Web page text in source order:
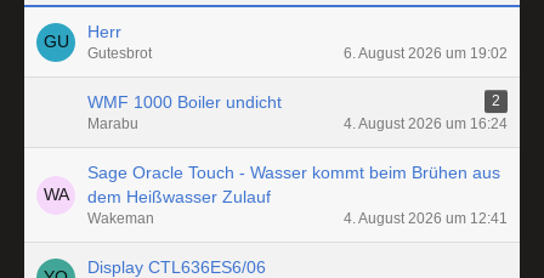
Herr
Gutesbrot 6. August 2026 um 19:02
WMF 1000 Boiler undicht
2
Marabu
4. August 2026 um 16:24
Sage Oracle Touch - Wasser kommt beim Brühen aus
dem Heißwasser Zulauf
Wakeman 4. August 2026 um 12:41
Display CTL636ES6/06